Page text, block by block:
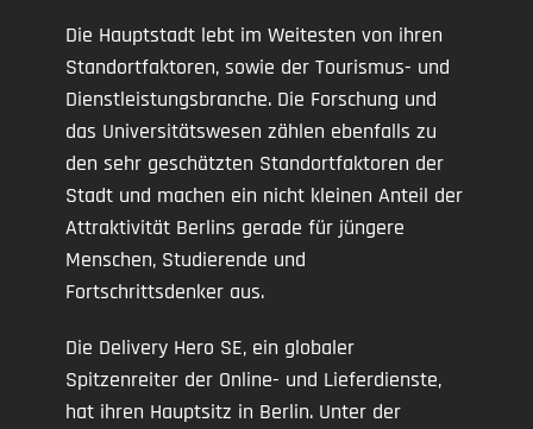
Die Hauptstadt lebt im Weitesten von ihren
Standortfaktoren, sowie der Tourismus- und
Dienstleistungsbranche. Die Forschung und
das Universitätswesen zählen ebenfalls zu
den sehr geschätzten Standortfaktoren der
Stadt und machen ein nicht kleinen Anteil der
Attraktivität Berlins gerade für jüngere
Menschen, Studierende und
Fortschrittsdenker aus.
Die Delivery Hero SE, ein globaler
Spitzenreiter der Online- und Lieferdienste,
hat ihren Hauptsitz in Berlin. Unter der